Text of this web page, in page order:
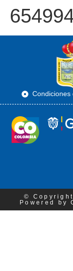
Condiciones
©
Powered by